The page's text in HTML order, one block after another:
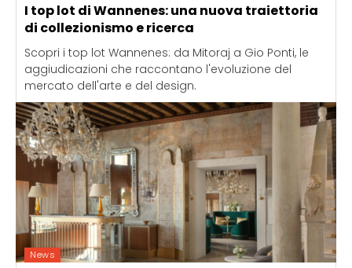
I top lot di Wannenes: una nuova traiettoria
di collezionismo e ricerca
Scopri i top lot Wannenes: da Mitoraj a Gio Ponti, le
aggiudicazioni che raccontano l'evoluzione del
mercato dell'arte e del design.
News